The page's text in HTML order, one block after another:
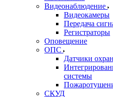
Видеонаблюдение
Видеокамеры
Передача
Регистраторы
Оповещение
ОПС
Датчики
системы
СКУД